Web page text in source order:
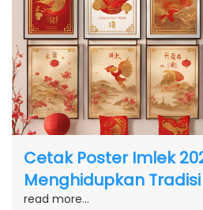
Cetak Poster Imlek
Menghidupkan
read more...